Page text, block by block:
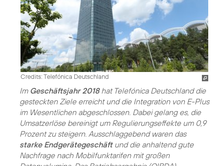
Credits: Telefónica Deutschland
ImGeschäftsjahr 2018hat Telefónica Deutschland die
gesteckten Ziele erreicht und die Integration von E-Plus
im Wesentlichen abgeschlossen. Dabei gelang es, die
Umsatzerlöse bereinigt um Regulierungseffekte um 0,9
Prozent zu steigern. Ausschlaggebend waren das
starke Endgerätegeschäftund die anhaltend gute
Nachfrage nach Mobilfunktarifen mit großen